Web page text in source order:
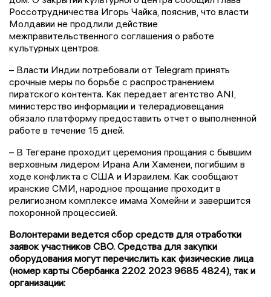
Россотрудничества Игорь Чайка, пояснив, что власти
Молдавии не продлили действие
межправительственного соглашения о работе
культурных центров.
– Власти Индии потребовали от Telegram принять
срочные меры по борьбе с распространением
пиратского контента. Как передает агентство ANI,
министерство информации и телерадиовещания
обязало платформу предоставить отчет о выполненной
работе в течение 15 дней.
– В Тегеране проходит церемония прощания с бывшим
верховным лидером Ирана Али Хаменеи, погибшим в
ходе конфликта с США и Израилем. Как сообщают
иранские СМИ, народное прощание проходит в
религиозном комплексе имама Хомейни и завершится
похоронной процессией.
Волонтерами ведется сбор средств для отработки
заявок участников СВО. Средства для закупки
оборудования могут перечислить как физические лица
(номер карты Сбербанка 2202 2023 9685 4824), так и
организации: